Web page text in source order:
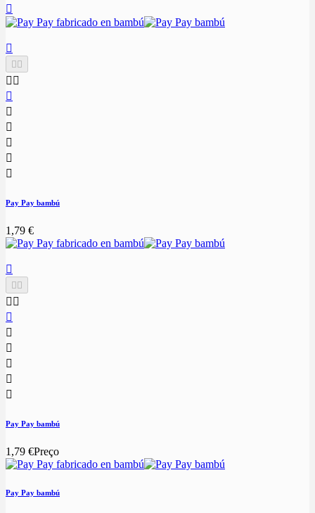


 
 






Pay Pay bambú
1,79 €

 
 






Pay Pay bambú
1,79 €Preço
Pay Pay bambú